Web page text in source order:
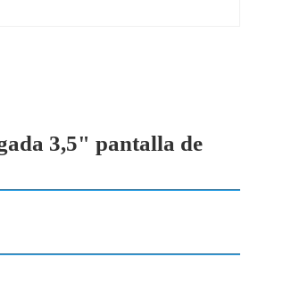
3,5" pantalla de